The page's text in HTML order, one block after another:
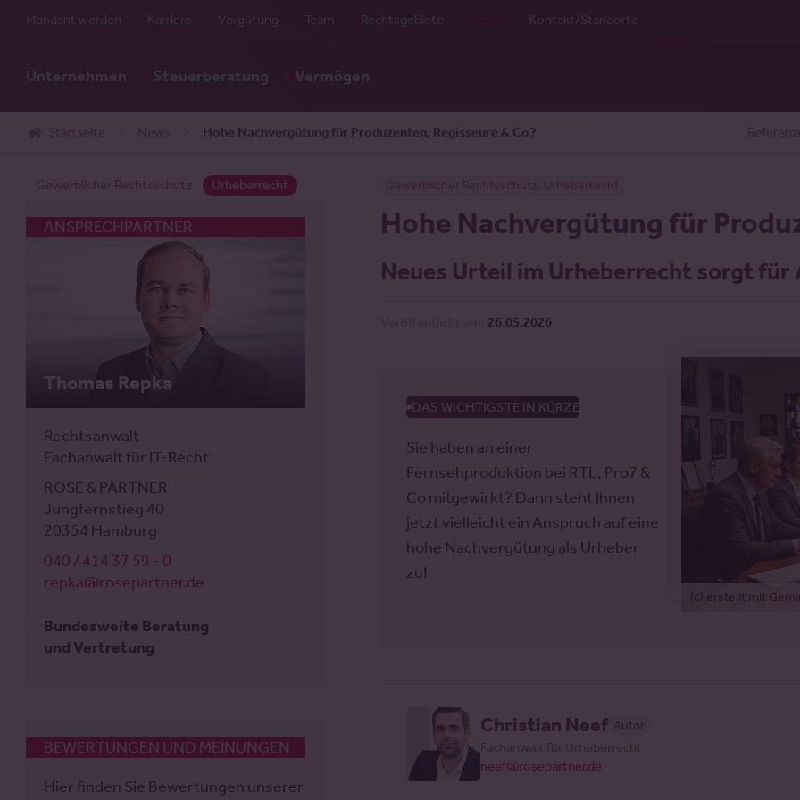
Mandant werden Karriere Vergütung Team Rechtsgebiete News Kontakt/Standorte
Unternehmen Steuerberatung Vermögen
Startseite News Hohe Nachvergütung für Produzenten, Regisseure & Co?
Hohe Nachvergütung für
Neues Urteil im Urheberrecht sorgt für
26.05.2026
DAS WICHTIGSTE IN KÜRZE
(c) erstellt mit
Sie haben an einer
Fernsehproduktion bei RTL, Pro7 &
Co mitgewirkt? Dann steht Ihnen
jetzt vielleicht ein Anspruch auf eine
hohe Nachvergütung als Urheber
zu!
Christian Neef Autor
neef@rosepartner.de
Gewerblicher Rechtsschutz Urheberrecht
ANSPRECHPARTNER
Dr. Bernd Fleischer
Rechtsanwalt
Fachanwalt für Gewerblichen
Rechtsschutz
ROSE & PARTNER
Jungfernstieg 40
20354 Hamburg
040 / 414 37 59 - 0
Bundesweite Beratung
ANSPRECHPARTNER
Thomas Repka
Rechtsanwalt
Fachanwalt für IT-Recht
ROSE & PARTNER
Jungfernstieg 40
20354 Hamburg
040 / 414 37 59 - 0
repka@rosepartner.de
Bundesweite Beratung
und Vertretung
BEWERTUNGEN UND MEINUNGEN
Hier finden Sie Bewertungen unserer